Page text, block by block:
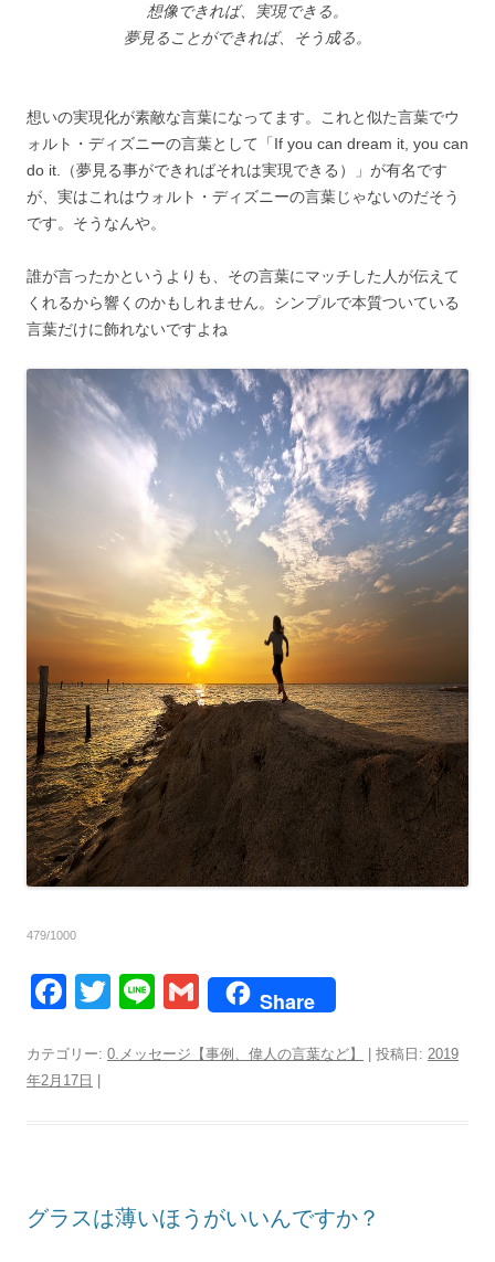
想像できれば、実現できる。
夢見ることができれば、そう成る。
想いの実現化が素敵な言葉になってます。これと似た言葉でウ
ォルト・ディズニーの言葉として「If you can dream it, you can
do it.（夢見る事ができればそれは実現できる）」が有名です
が、実はこれはウォルト・ディズニーの言葉じゃないのだそう
です。そうなんや。
誰が言ったかというよりも、その言葉にマッチした人が伝えて
くれるから響くのかもしれません。シンプルで本質ついている
言葉だけに飾れないですよね
479/1000
F
c
e
o
k
T
tt
Li
e
G
ail
Share
カテゴリー: 0.メッセージ【事例、偉人の言葉など】 | 投稿日: 2019
年2月17日
グラスは薄いほうがいいんですか？